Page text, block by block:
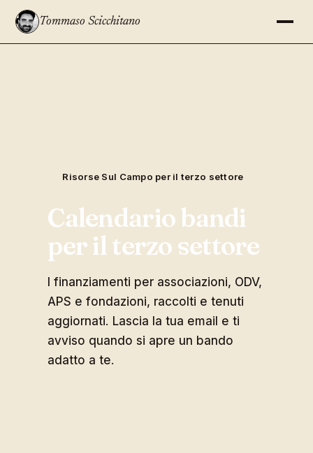
Tommaso Scicchitano
Risorse Sul Campo per il terzo settore
Calendario bandi
per il terzo settore
I finanziamenti per associazioni, ODV,
APS e fondazioni, raccolti e tenuti
aggiornati. Lascia la tua email e ti
avviso quando si apre un bando
adatto a te.